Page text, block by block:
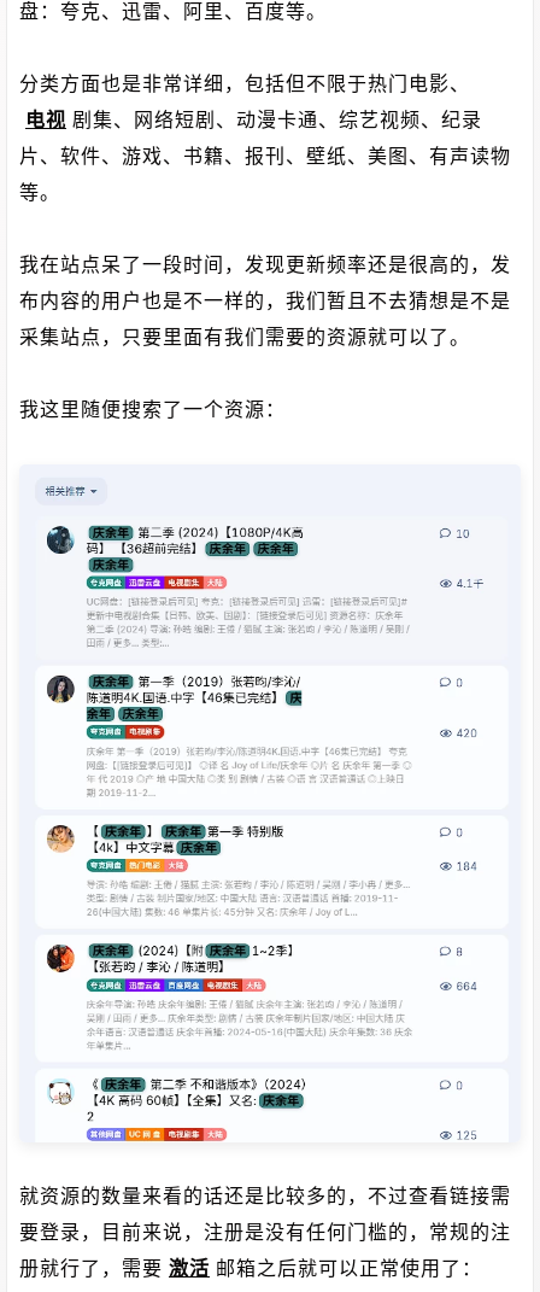
盘：夸克、迅雷、阿里、百度等。
分类方面也是非常详细，包括但不限于热门电影、
电视 剧集、网络短剧、动漫卡通、综艺视频、纪录
片、软件、游戏、书籍、报刊、壁纸、美图、有声读物
等。
我在站点呆了一段时间，发现更新频率还是很高的，发
布内容的用户也是不一样的，我们暂且不去猜想是不是
采集站点，只要里面有我们需要的资源就可以了。
我这里随便搜索了一个资源：
就资源的数量来看的话还是比较多的，不过查看链接需
要登录，目前来说，注册是没有任何门槛的，常规的注
册就行了，需要 激活 邮箱之后就可以正常使用了：